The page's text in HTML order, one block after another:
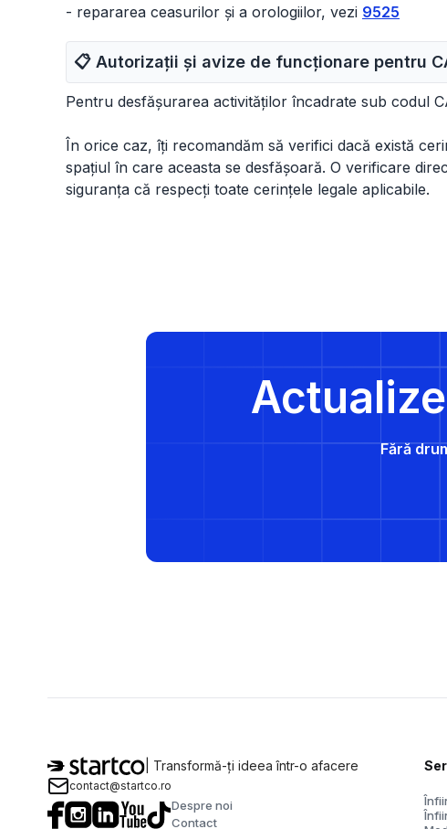
- repararea ceasurilor și a orologiilor, vezi 9525
📋 Autorizații și avize de funcționare pentru
Pentru desfășurarea activităților încadrate sub codul
În orice caz, îți recomandăm să verifici dacă există
spațiul în care aceasta se desfășoară. O verificare
siguranța că respecți toate cerințele legale aplicabile.
Fără
| Transformă-ți ideea într-o afacere
contact@startco.ro
Despre noi
Contact